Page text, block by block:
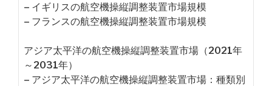
– イギリスの航空機操縦調整装置市場規模
– フランスの航空機操縦調整装置市場規模
アジア太平洋の航空機操縦調整装置市場（2021年
～2031年）
– アジア太平洋の航空機操縦調整装置市場：種類別